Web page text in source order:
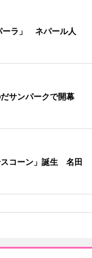
ーラ」 ネパール人
サンパークで開幕
スコーン」誕生 名田